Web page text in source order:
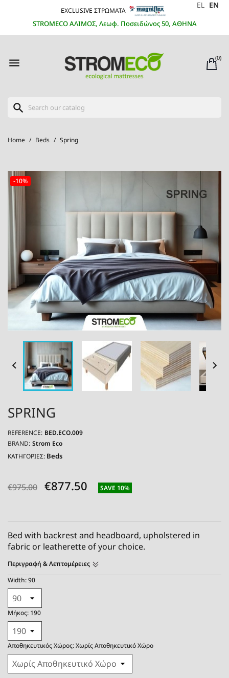
EXCLUSIVE ΣΤΡΩΜΑΤΑ
STROMECO ΑΛΙΜΟΣ, Λεωφ. Ποσειδώνος 50, ΑΘΗΝΑ
EL EN
 (0)
search
Home Beds Spring
-10%
 
SPRING
REFERENCE: BED.ECO.009
BRAND: Strom Eco
ΚΑΤΗΓΟΡΙΕΣ: Beds
€975.00 €877.50 SAVE 10%
Bed with backrest and headboard, upholstered in
fabric or leatherette of your choice.
Περιγραφή & Λεπτομέρειες
Width: 90
Μήκος: 190
Αποθηκευτικός Χώρος: Χωρίς Αποθηκευτικό Χώρο